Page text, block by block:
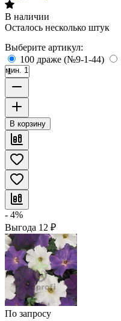
В наличии
Осталось несколько штук
Выберите артикул:
100 драже (№9-1-44)
мин. 1
В корзину
- 4%
Выгода 12 ₽
По запросу